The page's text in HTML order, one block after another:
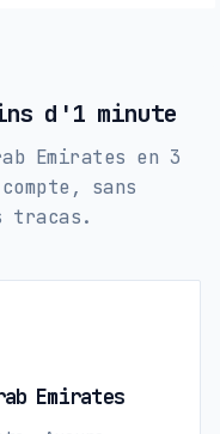
d'1 minute
Emirates en 3
sans
tracas.
Emirates